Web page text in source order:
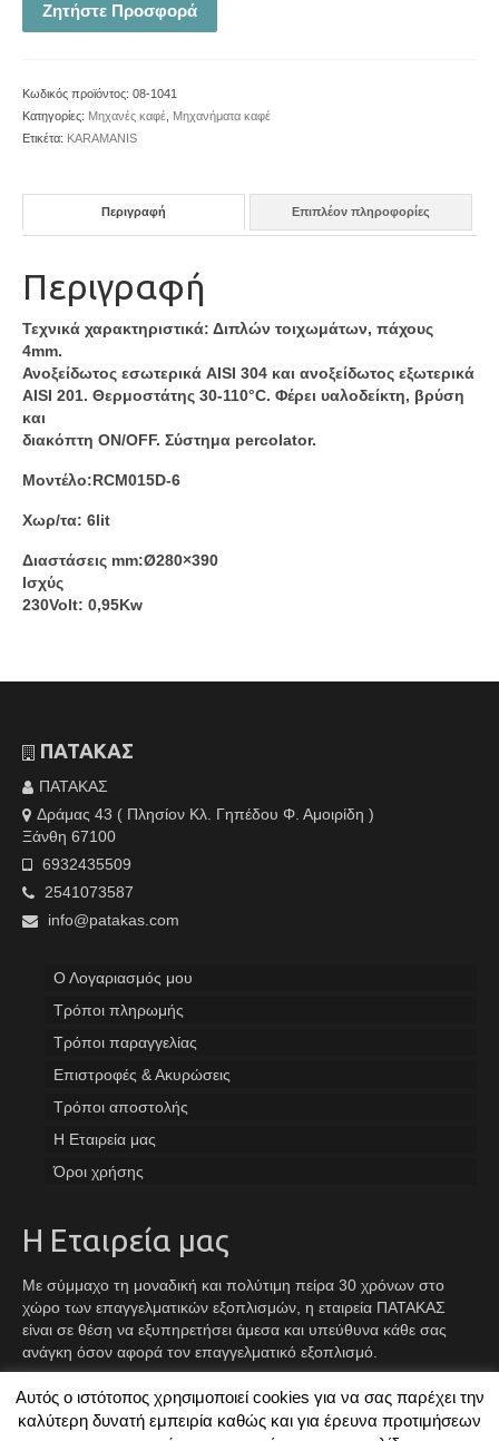
Ζητήστε Προσφορά
Κωδικός προϊόντος: 08-1041
Κατηγορίες: Μηχανές καφέ Μηχανήματα καφέ
Ετικέτα: KARAMANIS
Περιγραφή Επιπλέον πληροφορίες
Περιγραφή
Τεχνικά χαρακτηριστικά: Διπλών τοιχωμάτων, πάχους
4mm.
Ανοξείδωτος εσωτερικά AISI 304 και ανοξείδωτος εξωτερικά
AISI 201. Θερμοστάτης 30-110°C. Φέρει υαλοδείκτη, βρύση
και
διακόπτη ON/OFF. Σύστημα percolator.
Μοντέλο:RCM015D-6
Χωρ/τα: 6lit
Διαστάσεις mm:Ø280×390
Ισχύς
230Volt: 0,95Kw
ΠΑΤΑΚΑΣ
ΠΑΤΑΚΑΣ
Δράμας 43 ( Πλησίον Κλ. Γηπέδου Φ. Αμοιρίδη )
Ξάνθη 67100
6932435509
2541073587
info@patakas.com
Ο Λογαριασμός μου
Tρόποι πληρωμής
Τρόποι παραγγελίας
Επιστροφές & Ακυρώσεις
Τρόποι αποστολής
Η Εταιρεία μας
Όροι χρήσης
Η Εταιρεία μας
Με σύμμαχο τη μοναδική και πολύτιμη πείρα 30 χρόνων στο
χώρο των επαγγελματικών εξοπλισμών, η εταιρεία ΠΑΤΑΚΑΣ
είναι σε θέση να εξυπηρετήσει άμεσα και υπεύθυνα κάθε σας
ανάγκη όσον αφορά τον επαγγελματικό εξοπλισμό.
Facebook
Instagram
TikTok
Αυτός ο ιστότοπος χρησιμοποιεί cookies για να σας παρέχει την
καλύτερη δυνατή εμπειρία καθώς και για έρευνα προτιμήσεων